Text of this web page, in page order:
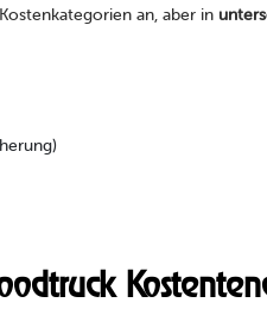
an, aber in